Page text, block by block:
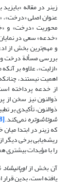
زینر در مقاله
عنوان اصلی «درخت»،
محوریت «درخت» و
«خدعه» سعی در
و مهم‌ترین بخش از
بررسی مسألة درخت و
«ازلیت»، علاوه بر
اهمیت نیستند،
از خدعه پرداخته
ذوالنون نیز سخن از
ذوالنون، تأکیدی بر
شوتاشوترهنمی‌کند.[8]
که زینردر ابتدامیان
ریشه‌یابی برخی دیگر
را با مؤیدات بیشتری
آن بخش از
یافته است، بدین